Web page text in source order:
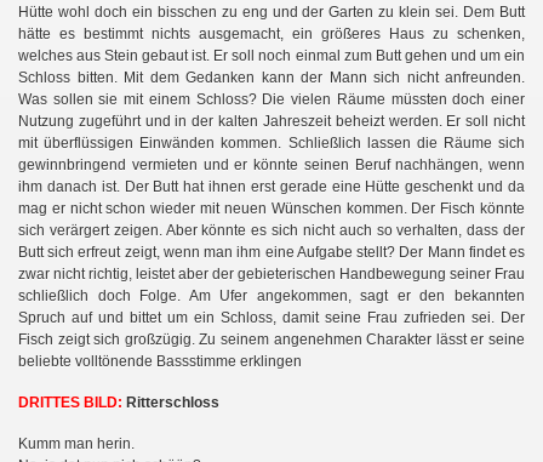
Hütte wohl doch ein bisschen zu eng und der Garten zu klein sei. Dem Butt
hätte es bestimmt nichts ausgemacht, ein größeres Haus zu schenken,
welches aus Stein gebaut ist. Er soll noch einmal zum Butt gehen und um ein
Schloss bitten. Mit dem Gedanken kann der Mann sich nicht anfreunden.
Was sollen sie mit einem Schloss? Die vielen Räume müssten doch einer
Nutzung zugeführt und in der kalten Jahreszeit beheizt werden. Er soll nicht
mit überflüssigen Einwänden kommen. Schließlich lassen die Räume sich
gewinnbringend vermieten und er könnte seinen Beruf nachhängen, wenn
ihm danach ist. Der Butt hat ihnen erst gerade eine Hütte geschenkt und da
mag er nicht schon wieder mit neuen Wünschen kommen. Der Fisch könnte
sich verärgert zeigen. Aber könnte es sich nicht auch so verhalten, dass der
Butt sich erfreut zeigt, wenn man ihm eine Aufgabe stellt? Der Mann findet es
zwar nicht richtig, leistet aber der gebieterischen Handbewegung seiner Frau
schließlich doch Folge. Am Ufer angekommen, sagt er den bekannten
Spruch auf und bittet um ein Schloss, damit seine Frau zufrieden sei. Der
Fisch zeigt sich großzügig. Zu seinem angenehmen Charakter lässt er seine
beliebte volltönende Bassstimme erklingen
DRITTES BILD: Ritterschloss
Kumm man herin.